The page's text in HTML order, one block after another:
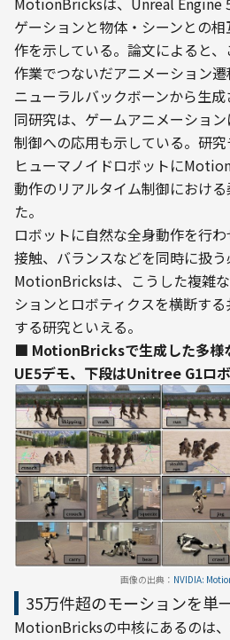
ゲーションと物体・シーンとの
作を示している。論文によると
作業でつないだアニメーション
ニューラルバックボーンから生成
同研究は、ゲームアニメーショ
制御への応用も示している。研
ヒューマノイドロボットに
動作のリアルタイム制御におけ
た。
ロボットに自然な全身動作を行わ
接触、バランスなどを同時に扱う
MotionBricksは、こうした複雑
ションとロボティクスを横断す
する研究といえる。
■ MotionBricksで生成した多様
UE5デモ、下段はUnitree G1ロ
画像の出典： NVIDIA:
35万件超のモーションを単
MotionBricksの中核にあるのは